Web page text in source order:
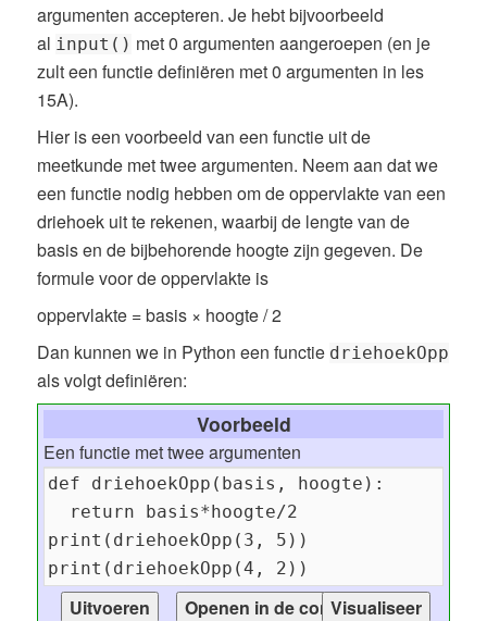
argumenten accepteren. Je hebt bijvoorbeeld
al input() met 0 argumenten aangeroepen (en je
zult een functie definiëren met 0 argumenten in les
15A).
Hier is een voorbeeld van een functie uit de
meetkunde met twee argumenten. Neem aan dat we
een functie nodig hebben om de oppervlakte van een
driehoek uit te rekenen, waarbij de lengte van de
basis en de bijbehorende hoogte zijn gegeven. De
formule voor de oppervlakte is
oppervlakte = basis × hoogte / 2
Dan kunnen we in Python een functie driehoekOpp
als volgt definiëren:
Voorbeeld
Een functie met twee argumenten